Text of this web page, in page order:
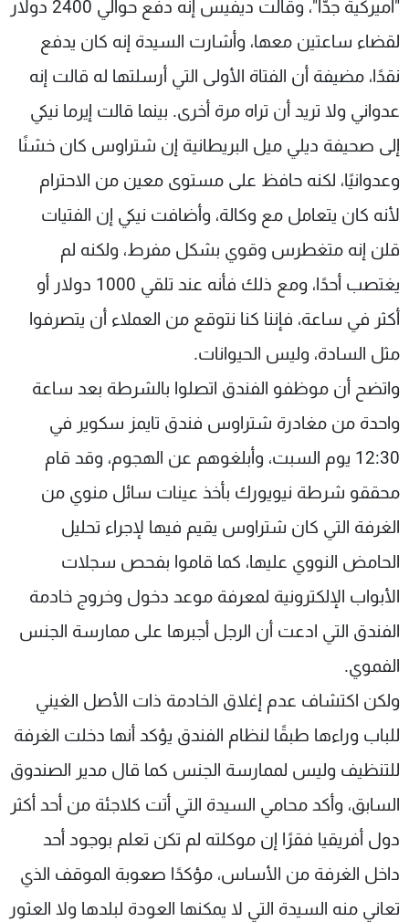
"أميركية جدًّا"، وقالت ديفيس إنه دفع حوالي 2400 دولار
لقضاء ساعتين معها، وأشارت السيدة إنه كان يدفع
نقدًا، مضيفة أن الفتاة الأولى التي أرسلتها له قالت إنه
عدواني ولا تريد أن تراه مرة أخرى. بينما قالت إيرما نيكي
إلى صحيفة ديلي ميل البريطانية إن شتراوس كان خشنًا
وعدوانيًا، لكنه حافظ على مستوى معين من الاحترام
لأنه كان يتعامل مع وكالة، وأضافت نيكي إن الفتيات
قلن إنه متغطرس وقوي بشكل مفرط، ولكنه لم
يغتصب أحدًا، ومع ذلك فأنه عند تلقي 1000 دولار أو
أكثر في ساعة، فإننا كنا نتوقع من العملاء أن يتصرفوا
مثل السادة، وليس الحيوانات.
واتضح أن موظفو الفندق اتصلوا بالشرطة بعد ساعة
واحدة من مغادرة شتراوس فندق تايمز سكوير في
12:30 يوم السبت، وأبلغوهم عن الهجوم، وقد قام
محققو شرطة نيويورك بأخذ عينات سائل منوي من
الغرفة التي كان شتراوس يقيم فيها لإجراء تحليل
الحامض النووي عليها، كما قاموا بفحص سجلات
الأبواب الإلكترونية لمعرفة موعد دخول وخروج خادمة
الفندق التي ادعت أن الرجل أجبرها على ممارسة الجنس
الفموي.
ولكن اكتشاف عدم إغلاق الخادمة ذات الأصل الغيني
للباب وراءها طبقًا لنظام الفندق يؤكد أنها دخلت الغرفة
للتنظيف وليس لممارسة الجنس كما قال مدير الصندوق
السابق، وأكد محامي السيدة التي أتت كلاجئة من أحد أكثر
دول أفريقيا فقرًا إن موكلته لم تكن تعلم بوجود أحد
داخل الغرفة من الأساس، مؤكدًا صعوبة الموقف الذي
تعاني منه السيدة التي لا يمكنها العودة لبلدها ولا العثور